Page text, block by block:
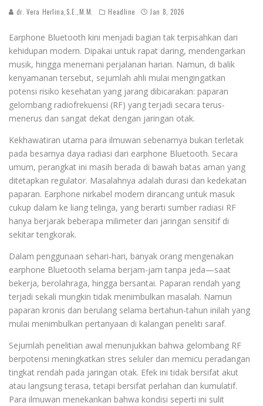
dr. Vera Herlina,S.E.,M.M. Headline Jan 8, 2026
Earphone Bluetooth kini menjadi bagian tak terpisahkan dari
kehidupan modern. Dipakai untuk rapat daring, mendengarkan
musik, hingga menemani perjalanan harian. Namun, di balik
kenyamanan tersebut, sejumlah ahli mulai mengingatkan
potensi risiko kesehatan yang jarang dibicarakan: paparan
gelombang radiofrekuensi (RF) yang terjadi secara terus-
menerus dan sangat dekat dengan jaringan otak.
Kekhawatiran utama para ilmuwan sebenarnya bukan terletak
pada besarnya daya radiasi dari earphone Bluetooth. Secara
umum, perangkat ini masih berada di bawah batas aman yang
ditetapkan regulator. Masalahnya adalah durasi dan kedekatan
paparan. Earphone nirkabel modern dirancang untuk masuk
cukup dalam ke liang telinga, yang berarti sumber radiasi RF
hanya berjarak beberapa milimeter dari jaringan sensitif di
sekitar tengkorak.
Dalam penggunaan sehari-hari, banyak orang mengenakan
earphone Bluetooth selama berjam-jam tanpa jeda—saat
bekerja, berolahraga, hingga bersantai. Paparan rendah yang
terjadi sekali mungkin tidak menimbulkan masalah. Namun
paparan kronis dan berulang selama bertahun-tahun inilah yang
mulai menimbulkan pertanyaan di kalangan peneliti saraf.
Sejumlah penelitian awal menunjukkan bahwa gelombang RF
berpotensi meningkatkan stres seluler dan memicu peradangan
tingkat rendah pada jaringan otak. Efek ini tidak bersifat akut
atau langsung terasa, tetapi bersifat perlahan dan kumulatif.
Para ilmuwan menekankan bahwa kondisi seperti ini sulit